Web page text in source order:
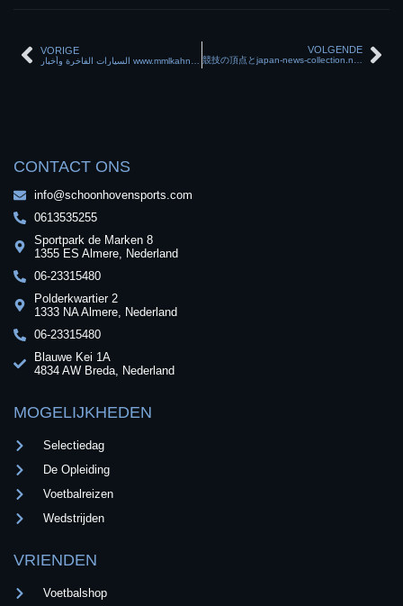
VORIGE VOLGENDE
CONTACT ONS
info@schoonhovensports.com
0613535255
Sportpark de Marken 8
1355 ES Almere, Nederland
06-23315480
Polderkwartier 2
1333 NA Almere, Nederland
06-23315480
Blauwe Kei 1A
4834 AW Breda, Nederland
MOGELIJKHEDEN
Selectiedag
De Opleiding
Voetbalreizen
Wedstrijden
VRIENDEN
Voetbalshop